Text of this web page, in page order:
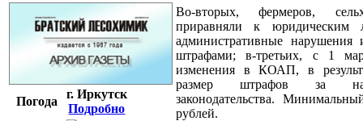
Погода
г. Иркутск
Подробно
Во-вторых, фермеров,
приравняли к юридическим
административные нарушения
штрафами; в-третьих, с 1
изменения в КОАП, в
размер штрафов за
законодательства.
рублей.